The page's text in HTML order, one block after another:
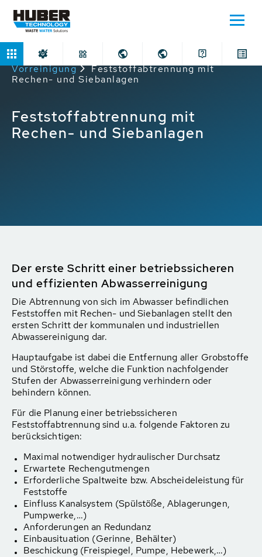
Home Anwendungen
Mechanische
Vorreinigung
Feststoffabtrennung mit
Rechen- und Siebanlagen
Feststoffabtrennung mit
Rechen- und Siebanlagen
Der erste Schritt einer betriebssicheren
und effizienten Abwasserreinigung
Die Abtrennung von sich im Abwasser befindlichen
Feststoffen mit Rechen- und Siebanlagen stellt den
ersten Schritt der kommunalen und industriellen
Abwassereinigung dar.
Hauptaufgabe ist dabei die Entfernung aller Grobstoffe
und Störstoffe, welche die Funktion nachfolgender
Stufen der Abwasserreinigung verhindern oder
behindern können.
Für die Planung einer betriebssicheren
Feststoffabtrennung sind u.a. folgende Faktoren zu
berücksichtigen:
Maximal notwendiger hydraulischer Durchsatz
Erwartete Rechengutmengen
Erforderliche Spaltweite bzw. Abscheideleistung für
Feststoffe
Einfluss Kanalsystem (Spülstöße, Ablagerungen,
Pumpwerke,…)
Anforderungen an Redundanz
Einbausituation (Gerinne, Behälter)
Beschickung (Freispiegel, Pumpe, Hebewerk,…)